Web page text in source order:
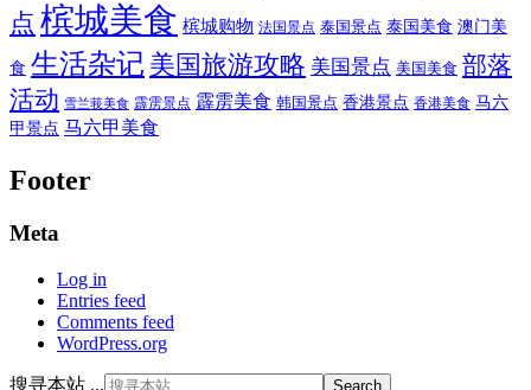
点 槟城美食 槟城购物 法国景点 泰国景点 泰国美食 澳门美
食 生活杂记 美国旅游攻略 美国景点 美国美食 部落
活动 雪兰莪美食 霹雳景点 霹雳美食 韩国景点 香港景点 香港美食 马六
甲景点 马六甲美食
Footer
Meta
Log in
Entries feed
Comments feed
WordPress.org
搜寻本站 ...